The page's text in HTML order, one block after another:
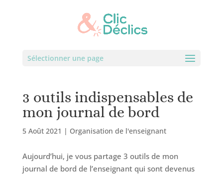
Sélectionner une page
3 outils indispensables de
mon journal de bord
5 Août 2021 | Organisation de l'enseignant
Aujourd’hui, je vous partage 3 outils de mon
journal de bord de l’enseignant qui sont devenus